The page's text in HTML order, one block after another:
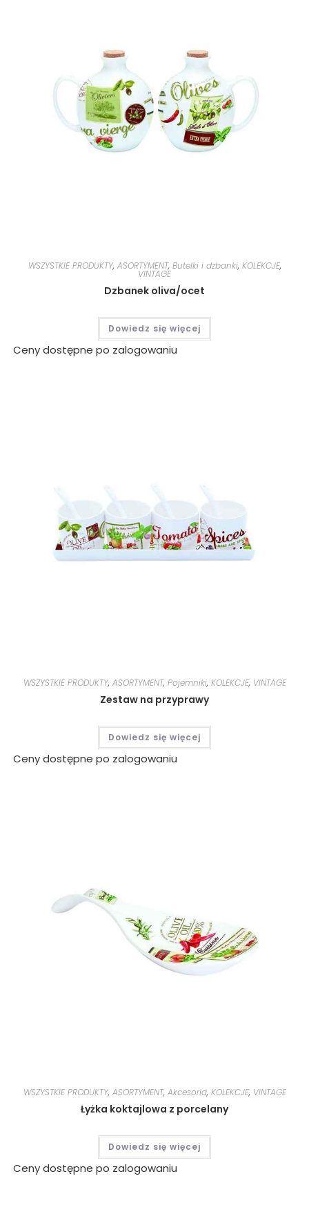
WSZYSTKIE PRODUKTY, ASORTYMENT, Butelki i dzbanki, KOLEKCJE,
VINTAGE
Dzbanek oliva/ocet
Dowiedz się więcej
Ceny dostępne po zalogowaniu
WSZYSTKIE PRODUKTY, ASORTYMENT, Pojemniki, KOLEKCJE, VINTAGE
Zestaw na przyprawy
Dowiedz się więcej
Ceny dostępne po zalogowaniu
WSZYSTKIE PRODUKTY, ASORTYMENT, Akcesoria, KOLEKCJE, VINTAGE
Łyżka koktajlowa z porcelany
Dowiedz się więcej
Ceny dostępne po zalogowaniu